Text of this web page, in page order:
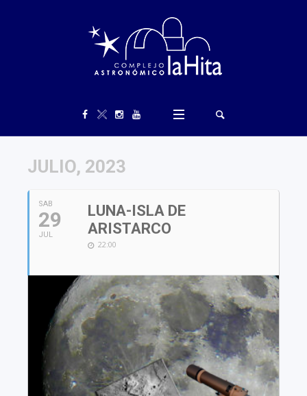
JULIO, 2023
SAB
29
JUL
LUNA-ISLA DE
ARISTARCO
22:00